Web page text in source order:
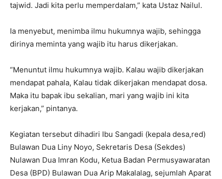
tajwid. Jadi kita perlu memperdalam,” kata Ustaz Nailul.
Ia menyebut, menimba ilmu hukumnya wajib, sehingga
dirinya meminta yang wajib itu harus dikerjakan.
“Menuntut ilmu hukumnya wajib. Kalau wajib dikerjakan
mendapat pahala, Kalau tidak dikerjakan mendapat dosa.
Maka itu bapak ibu sekalian, mari yang wajib ini kita
kerjakan,” pintanya.
Kegiatan tersebut dihadiri Ibu Sangadi (kepala desa,red)
Bulawan Dua Liny Noyo, Sekretaris Desa (Sekdes)
Nulawan Dua Imran Kodu, Ketua Badan Permusyawaratan
Desa (BPD) Bulawan Dua Arip Makalalag, sejumlah Aparat